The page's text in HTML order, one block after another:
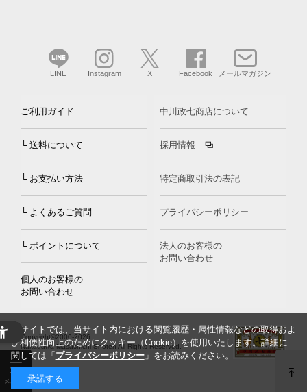
LINE Instagram X Facebook メールマガジン
ご利用ガイド
└ 送料について
└ お支払い方法
└ よくあるご質問
└ ポイントについて
個人のお客様の
お問い合わせ
中川政七商店について
採用情報
特定商取引法の表記
プライバシーポリシー
法人のお客様の
お問い合わせ
Copyright©2000-2026
Nakagawa Masashichi Shoten All Rights Reserved.
当サイトでは、当サイト内における閲覧履歴・属性情報などの取得およ
び利便性向上のためにクッキー（Cookie）を使用いたします。詳細に
関しては「 プライバシーポリシー」をお読みください。
承諾する